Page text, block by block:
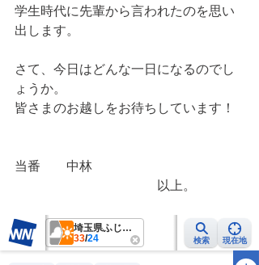
学生時代に先輩から言われたのを思い
出します。
さて、今日はどんな一日になるのでし
ょうか。
皆さまのお越しをお待ちしています！
当番　　中林
以上。